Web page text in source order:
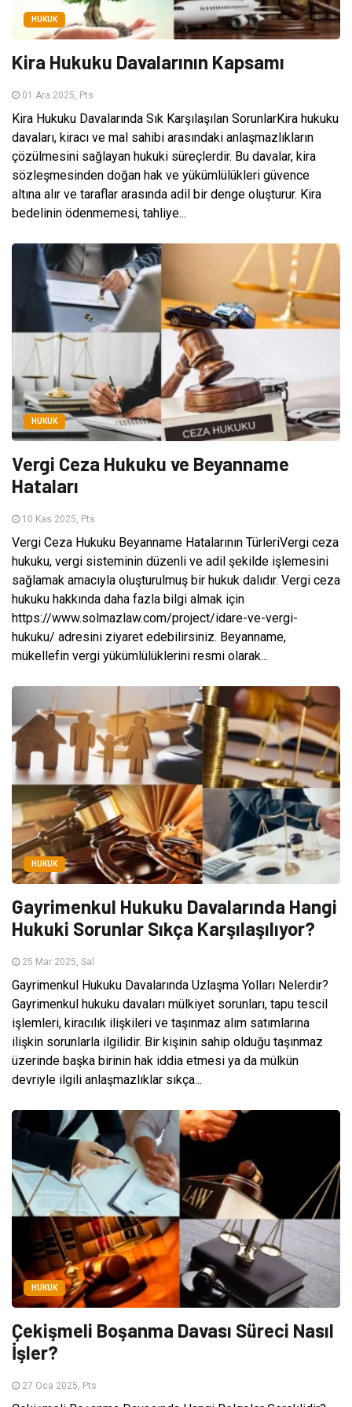
HUKUK
Kira Hukuku Davalarının Kapsamı
01 Ara 2025, Pts
Kira Hukuku Davalarında Sık Karşılaşılan SorunlarKira hukuku
davaları, kiracı ve mal sahibi arasındaki anlaşmazlıkların
çözülmesini sağlayan hukuki süreçlerdir. Bu davalar, kira
sözleşmesinden doğan hak ve yükümlülükleri güvence
altına alır ve taraflar arasında adil bir denge oluşturur. Kira
bedelinin ödenmemesi, tahliye...
HUKUK
Vergi Ceza Hukuku ve Beyanname
Hataları
10 Kas 2025, Pts
Vergi Ceza Hukuku Beyanname Hatalarının TürleriVergi ceza
hukuku, vergi sisteminin düzenli ve adil şekilde işlemesini
sağlamak amacıyla oluşturulmuş bir hukuk dalıdır. Vergi ceza
hukuku hakkında daha fazla bilgi almak için
https://www.solmazlaw.com/project/idare-ve-vergi-
hukuku/ adresini ziyaret edebilirsiniz. Beyanname,
mükellefin vergi yükümlülüklerini resmi olarak...
HUKUK
Gayrimenkul Hukuku Davalarında Hangi
Hukuki Sorunlar Sıkça Karşılaşılıyor?
25 Mar 2025, Sal
Gayrimenkul Hukuku Davalarında Uzlaşma Yolları Nelerdir?
Gayrimenkul hukuku davaları mülkiyet sorunları, tapu tescil
işlemleri, kiracılık ilişkileri ve taşınmaz alım satımlarına
ilişkin sorunlarla ilgilidir. Bir kişinin sahip olduğu taşınmaz
üzerinde başka birinin hak iddia etmesi ya da mülkün
devriyle ilgili anlaşmazlıklar sıkça...
HUKUK
Çekişmeli Boşanma Davası Süreci Nasıl
İşler?
27 Oca 2025, Pts